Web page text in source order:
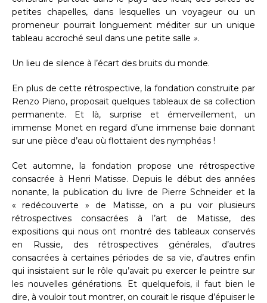
petites chapelles, dans lesquelles un voyageur ou un
promeneur pourrait longuement méditer sur un unique
tableau accroché seul dans une petite salle ».
Un lieu de silence à l’écart des bruits du monde.
En plus de cette rétrospective, la fondation construite par
Renzo Piano, proposait quelques tableaux de sa collection
permanente. Et là, surprise et émerveillement, un
immense Monet en regard d’une immense baie donnant
sur une pièce d’eau où flottaient des nymphéas !
Cet automne, la fondation propose une rétrospective
consacrée à Henri Matisse. Depuis le début des années
nonante, la publication du livre de Pierre Schneider et la
« redécouverte » de Matisse, on a pu voir plusieurs
rétrospectives consacrées à l’art de Matisse, des
expositions qui nous ont montré des tableaux conservés
en Russie, des rétrospectives générales, d’autres
consacrées à certaines périodes de sa vie, d’autres enfin
qui insistaient sur le rôle qu’avait pu exercer le peintre sur
les nouvelles générations. Et quelquefois, il faut bien le
dire, à vouloir tout montrer, on courait le risque d’épuiser le